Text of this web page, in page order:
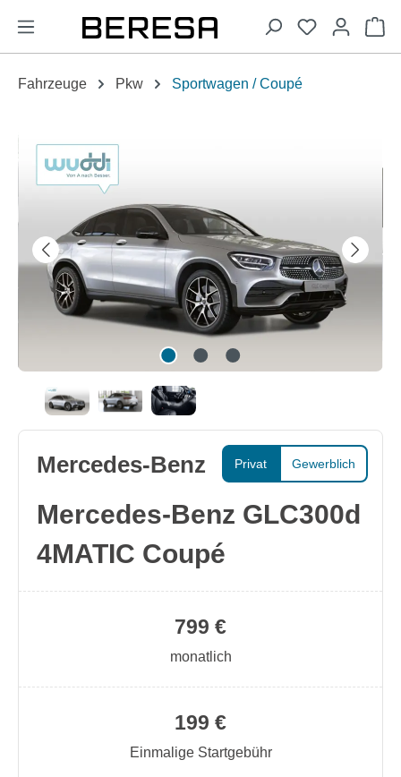
springen
Fahrzeuge Pkw Sportwagen / Coupé
Bildergalerie überspringen
Privat Gewerblich
Mercedes-Benz
Mercedes-Benz GLC300d
4MATIC Coupé
199 €
Einmalige Startgebühr
799 €
monatlich